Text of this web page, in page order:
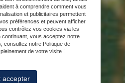
à comprendre comment vous
et publicitaires permettent
préférences et peuvent afficher
contrôlez vos cookies via les
continuant, vous acceptez notre
consultez notre Politique de
de votre visite !
accepter